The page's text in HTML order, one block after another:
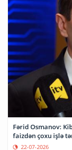
Fərid Osmanov:
faizdən çoxu işlə
22-07-2026